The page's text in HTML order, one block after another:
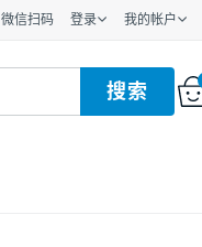
微信扫码 登录 我的帐户